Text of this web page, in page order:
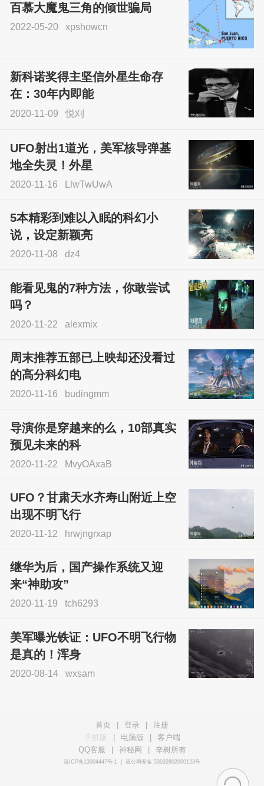
sskfn
百慕大魔鬼三角的倾世骗局
2022-05-20 xpshowcn
新科诺奖得主坚信外星生命存
在：30年内即能
2020-11-09 悦刈
UFO射出1道光，美军核导弹基
地全失灵！外星
2020-11-16 LlwTwUwA
5本精彩到难以入眠的科幻小
说，设定新颖亮
2020-11-08 dz4
能看见鬼的7种方法，你敢尝试
吗？
2020-11-22 alexmix
周末推荐五部已上映却还没看过
的高分科幻电
2020-11-16 budingmm
导演你是穿越来的么，10部真实
预见未来的科
2020-11-22 MvyOAxaB
UFO？甘肃天水齐寿山附近上空
出现不明飞行
2020-11-12 hrwjngrxap
继华为后，国产操作系统又迎
来“神助攻”
2020-11-19 tch6293
美军曝光铁证：UFO不明飞行物
是真的！浑身
2020-08-14 wxsam
首页 登录
注册
手机版
电脑版
客户端
QQ客服
神秘网 辛树所有
滇ICP备13004447号-1 滇公网安备 53032802000123号